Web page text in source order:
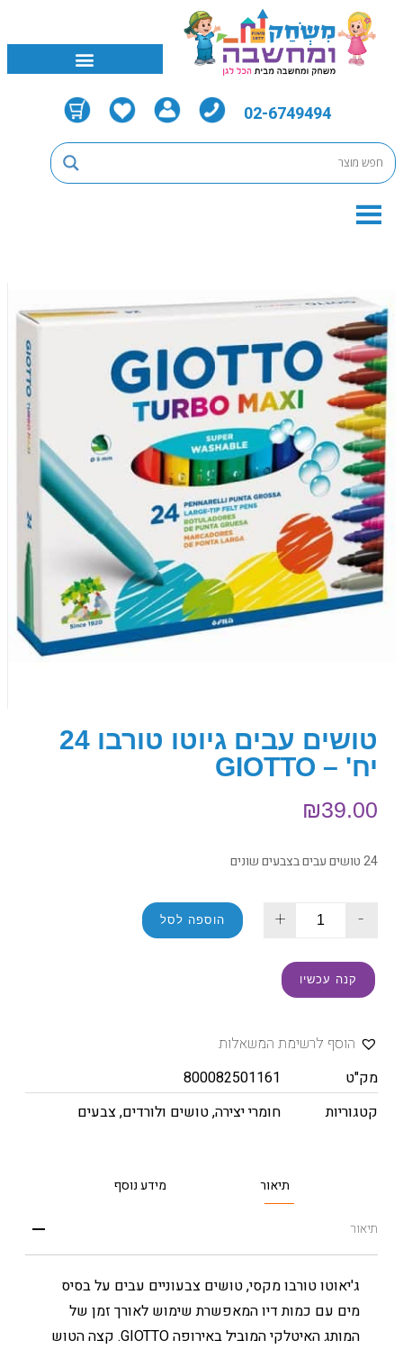
02-6749494
טושים עבים גיוטו טורבו 24
יח' – GIOTTO
₪39.00
24 טושים עבים בצבעים שונים
-
+ הוספה לסל
קנה עכשיו
הוסף לרשימת המשאלות
מק"ט
800082501161
קטגוריות
חומרי יצירה,טושים ולורדים,צבעים
תיאור מידע נוסף
תיאור
ג'יאוטו טורבו מקסי, טושים צבעוניים עבים על בסיס
מים עם כמות דיו המאפשרת שימוש לאורך זמן של
המותג האיטלקי המוביל באירופה GIOTTO. קצה הטוש